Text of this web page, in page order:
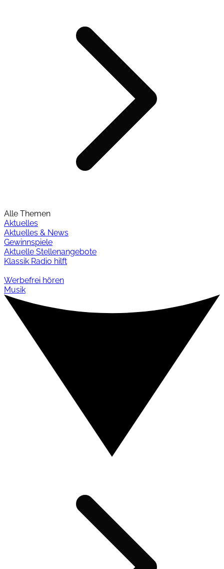
Alle Themen
Aktuelles
Aktuelles & News
Gewinnspiele
Aktuelle Stellenangebote
Klassik Radio hilft
Werbefrei hören
Musik